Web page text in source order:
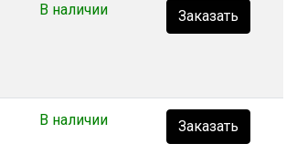
В наличии Заказать
В наличии Заказать